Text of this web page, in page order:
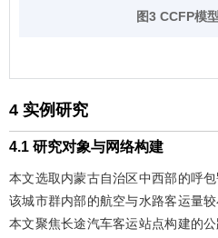
图3 CCFP模
4 实例研究
4.1 研究对象与网络构建
本文选取内蒙古自治区中西部的呼
该城市群内部的航空与水路客运量
本文聚焦长途汽车客运站点构建的